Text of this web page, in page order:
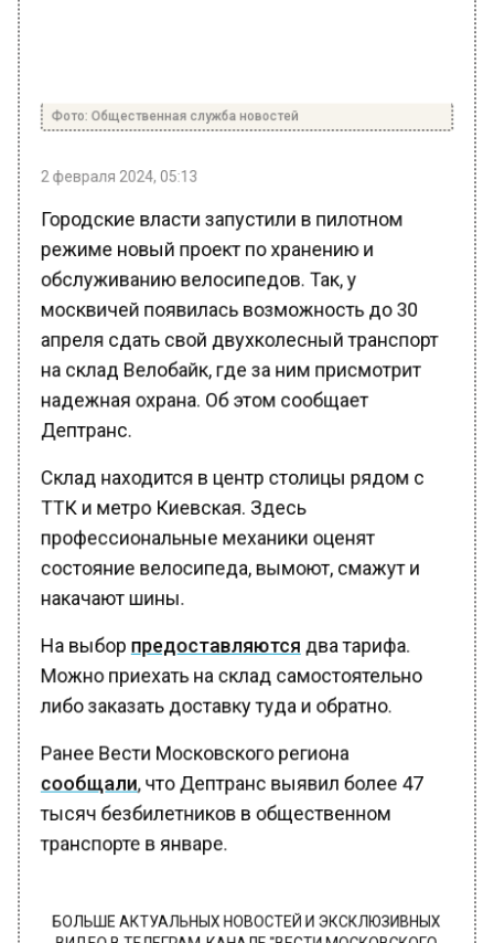
Городские власти запустили в пилотном
режиме новый проект по хранению и
обслуживанию велосипедов. Так, у
москвичей появилась возможность до 30
апреля сдать свой двухколесный транспорт
на склад Велобайк, где за ним присмотрит
надежная охрана. Об этом сообщает
Дептранс.
Склад находится в центр столицы рядом с
ТТК и метро Киевская. Здесь
профессиональные механики оценят
состояние велосипеда, вымоют, смажут и
накачают шины.
На выбор предоставляются два тарифа.
Можно приехать на склад самостоятельно
либо заказать доставку туда и обратно.
Ранее Вести Московского региона
сообщали, что Дептранс выявил более 47
тысяч безбилетников в общественном
транспорте в январе.
БОЛЬШЕ АКТУАЛЬНЫХ НОВОСТЕЙ И ЭКСКЛЮЗИВНЫХ